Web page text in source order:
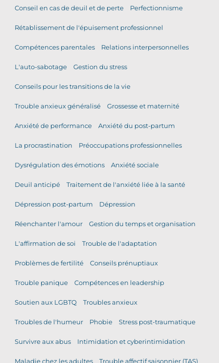
Conseil en cas de deuil et de perte Perfectionnisme
Rétablissement de l'épuisement professionnel
Compétences parentales Relations interpersonnelles
L'auto-sabotage Gestion du stress
Conseils pour les transitions de la vie
Trouble anxieux généralisé Grossesse et maternité
Anxiété de performance Anxiété du post-partum
La procrastination Préoccupations professionnelles
Dysrégulation des émotions Anxiété sociale
Deuil anticipé Traitement de l'anxiété liée à la santé
Dépression post-partum Dépression
Réenchanter l'amour Gestion du temps et organisation
L'affirmation de soi Trouble de l'adaptation
Problèmes de fertilité Conseils prénuptiaux
Trouble panique Compétences en leadership
Soutien aux LGBTQ Troubles anxieux
Troubles de l'humeur Phobie Stress post-traumatique
Survivre aux abus Intimidation et cyberintimidation
Maladie chez les adultes Trouble affectif saisonnier (TAS)